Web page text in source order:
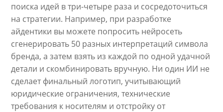
поиска идей в три-четыре раза и сосредоточиться
на стратегии. Например, при разработке
айдентики вы можете попросить нейросеть
сгенерировать 50 разных интерпретаций символа
бренда, а затем взять из каждой по одной удачной
детали и скомбинировать вручную. Ни один ИИ не
сделает финальный логотип, учитывающий
юридические ограничения, технические
требования к носителям и отстройку от